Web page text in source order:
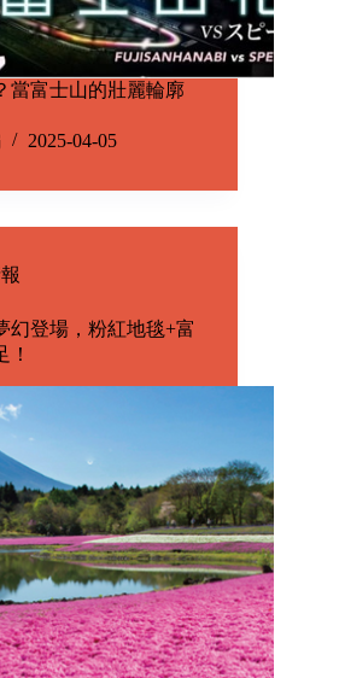
當富士山的壯麗輪廓
2025-04-05
幻登場，粉紅地毯+富
！